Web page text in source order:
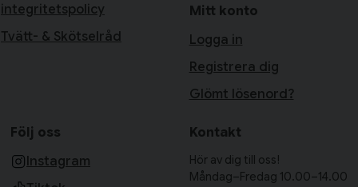
integritetspolicy
Tvätt- & Skötselråd
Mitt konto
Logga in
Registrera dig
Glömt lösenord?
Följ oss
Instagram
Kontakt
Hör av dig till oss!
Måndag–Fredag 10.00–14.00